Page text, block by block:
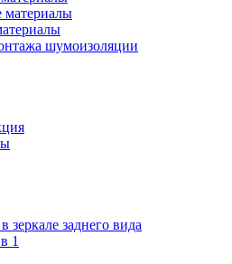
материалы
шумоизоляции
зеркале заднего вида
1